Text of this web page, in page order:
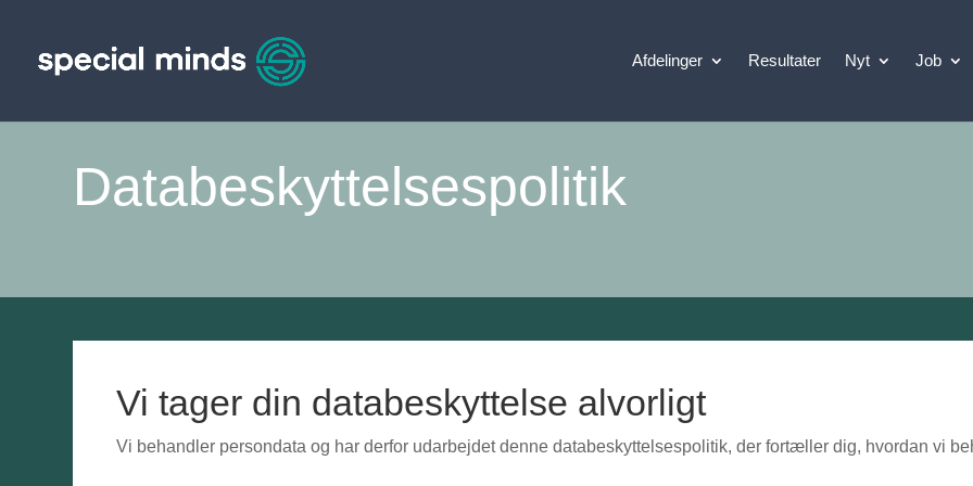
Afdelinger Resultater Nyt Job
Databeskyttelsespolitik
Vi tager din databeskyttelse alvorligt
Vi behandler persondata og har derfor udarbejdet denne databeskyttelsespolitik, der fortæller dig, hvordan vi